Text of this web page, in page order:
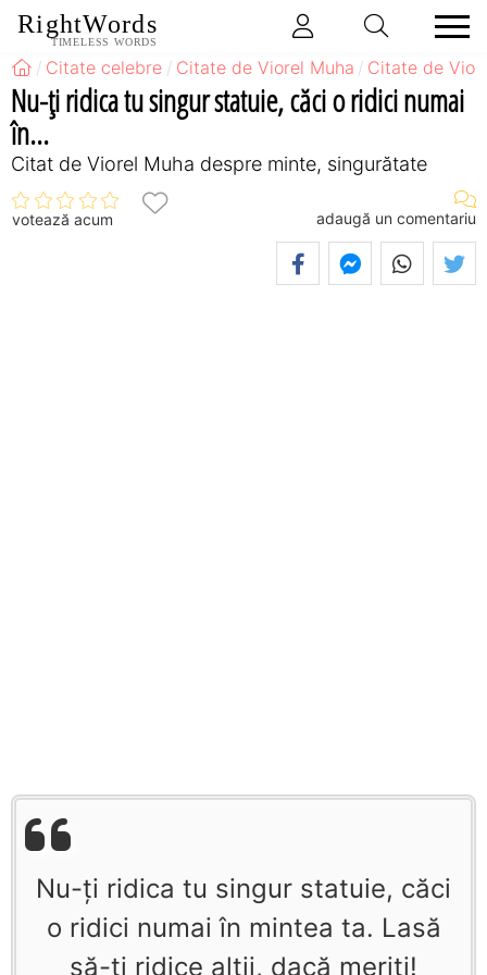
RightWords
TIMELESS WORDS
Citate celebre Citate de Viorel Muha Citate de
Nu-ţi ridica tu singur statuie, căci o ridici numai
în...
Citat de Viorel Muha despre minte, singurătate
votează acum adaugă un comentariu
Nu-ţi ridica tu singur statuie, căci
o ridici numai în mintea ta. Lasă
să-ţi ridice alţii, dacă meriţi!